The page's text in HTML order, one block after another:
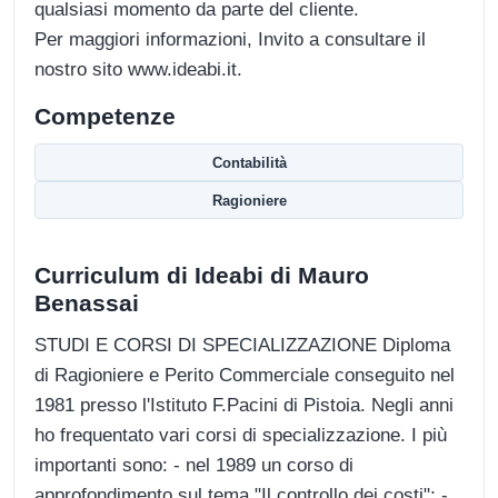
qualsiasi momento da parte del cliente.
Per maggiori informazioni, Invito a consultare il
nostro sito www.ideabi.it.
Competenze
Contabilità
Ragioniere
Curriculum di Ideabi di Mauro
Benassai
STUDI E CORSI DI SPECIALIZZAZIONE Diploma
di Ragioniere e Perito Commerciale conseguito nel
1981 presso l'Istituto F.Pacini di Pistoia. Negli anni
ho frequentato vari corsi di specializzazione. I più
importanti sono: - nel 1989 un corso di